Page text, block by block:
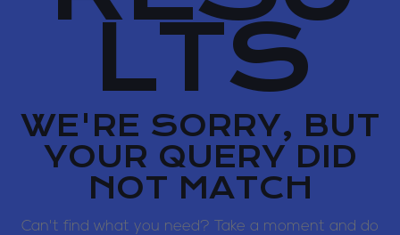
LTS
WE'RE SORRY, BUT
YOUR QUERY DID
NOT MATCH
Can't find what you need? Take a moment and do